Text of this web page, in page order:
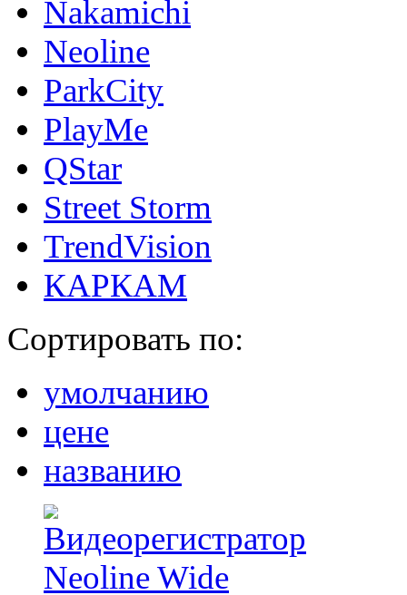
Nakamichi
Neoline
ParkCity
PlayMe
QStar
Street Storm
TrendVision
КАРКАМ
Сортировать по:
умолчанию
цене
названию